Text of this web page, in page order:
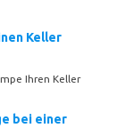
Keller
Ihren Keller
bei einer